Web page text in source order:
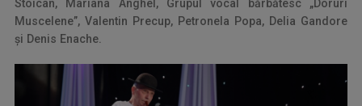
Stoican, Mariana Anghel, Grupul vocal bărbătesc „Doruri
Muscelene”, Valentin Precup, Petronela Popa, Delia Gandore
și Denis Enache.